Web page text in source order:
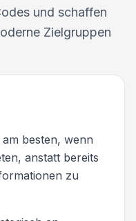
und schaffen
Zielgruppen
besten, wenn
anstatt bereits
zu